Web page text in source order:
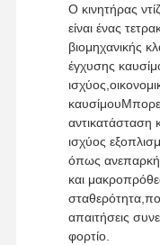
Ο κινητήρας
είναι ένας
βιομηχανικής
έγχυσης
αντικατάσταση
ισχύος
όπως
και
απαιτήσεις
φορτίο.